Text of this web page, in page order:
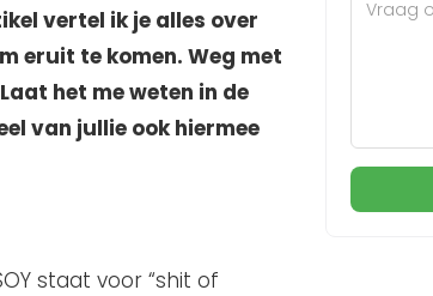
vertel ik je alles over
eruit te komen. Weg met
het me weten in de
van jullie ook hiermee
staat voor “shit of